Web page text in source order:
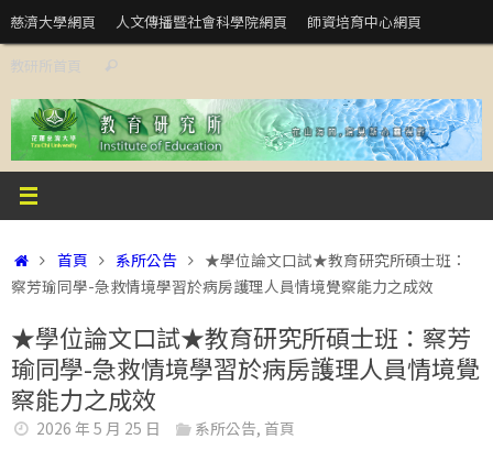
Skip
to
content
慈濟大學網頁 人文傳播暨社會科學院網頁 師資培育中心網頁
教研所首頁 Search
Home
首頁 系所公告
★學位論文口試★教育研究所碩士班：
察芳瑜同學-急救情境學習於病房護理人員情境覺察能力之成效
★學位論文口試★教育研究所碩士班：察芳
瑜同學-急救情境學習於病房護理人員情境覺
察能力之成效
2026 年 5 月 25 日 系所公告,首頁